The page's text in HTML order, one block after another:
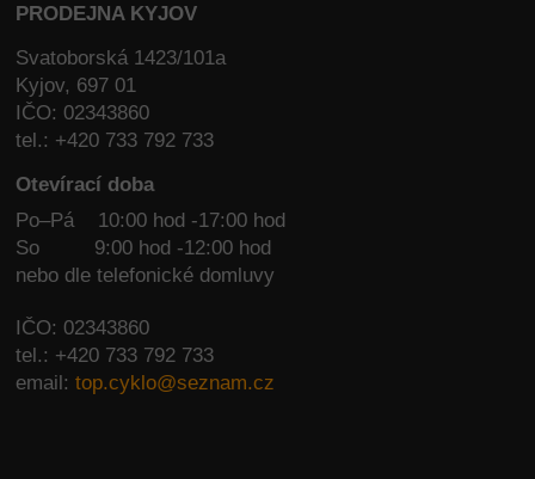
PRODEJNA KYJOV
Svatoborská 1423/101a
Kyjov, 697 01
IČO: 02343860
tel.: +420 733 792 733
Otevírací doba
Po–Pá 10:00 hod -17:00 hod
So
9:00 hod -12:00 hod
nebo dle telefonické domluvy
IČO: 02343860
tel.: +420 733 792 733
email:top.cyklo@seznam.cz